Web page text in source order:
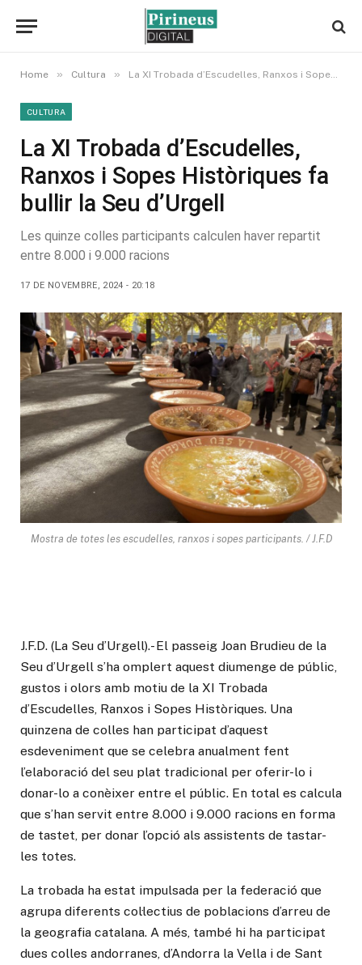
Home » Cultura » La XI Trobada d’Escudelles, Ranxos i Sopes Històriques fa bullir la Seu d’Urgell
CULTURA
La XI Trobada d’Escudelles,
Ranxos i Sopes Històriques fa
bullir la Seu d’Urgell
Les quinze colles participants calculen haver repartit
entre 8.000 i 9.000 racions
17 DE NOVEMBRE, 2024 - 20:18
Mostra de totes les escudelles, ranxos i sopes participants. / J.F.D
J.F.D. (La Seu d’Urgell).- El passeig Joan Brudieu de la
Seu d’Urgell s’ha omplert aquest diumenge de públic,
gustos i olors amb motiu de la XI Trobada
d’Escudelles, Ranxos i Sopes Històriques. Una
quinzena de colles han participat d’aquest
esdeveniment que se celebra anualment fent
l’elaboració del seu plat tradicional per oferir-lo i
donar-lo a conèixer entre el públic. En total es calcula
que s’han servit entre 8.000 i 9.000 racions en forma
de tastet, per donar l’opció als assistents de tastar-
les totes.
La trobada ha estat impulsada per la federació que
agrupa diferents col·lectius de poblacions d’arreu de
la geografia catalana. A més, també hi ha participat
dues colles andorranes, d’Andorra la Vella i de Sant